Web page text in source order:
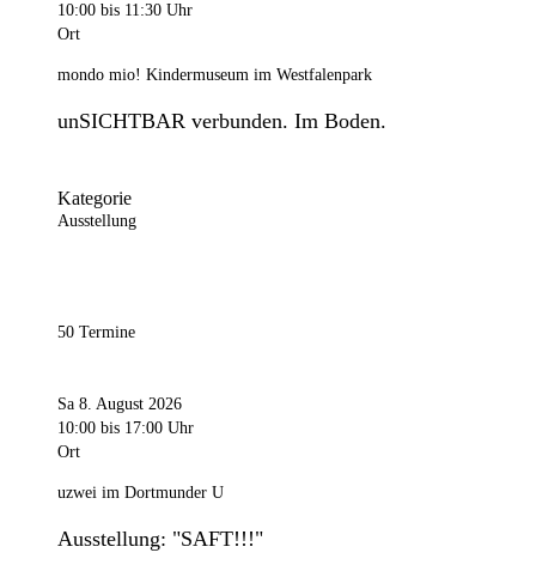
10:00 bis 11:30 Uhr
Ort
mondo mio! Kindermuseum im Westfalenpark
unSICHTBAR verbunden. Im Boden.
Kategorie
Ausstellung
50 Termine
Sa 8. August 2026
10:00 bis 17:00 Uhr
Ort
uzwei im Dortmunder U
Ausstellung: "SAFT!!!"